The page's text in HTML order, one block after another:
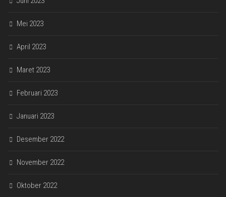
Mei 2023
April 2023
Maret 2023
Februari 2023
Januari 2023
Desember 2022
November 2022
Oktober 2022